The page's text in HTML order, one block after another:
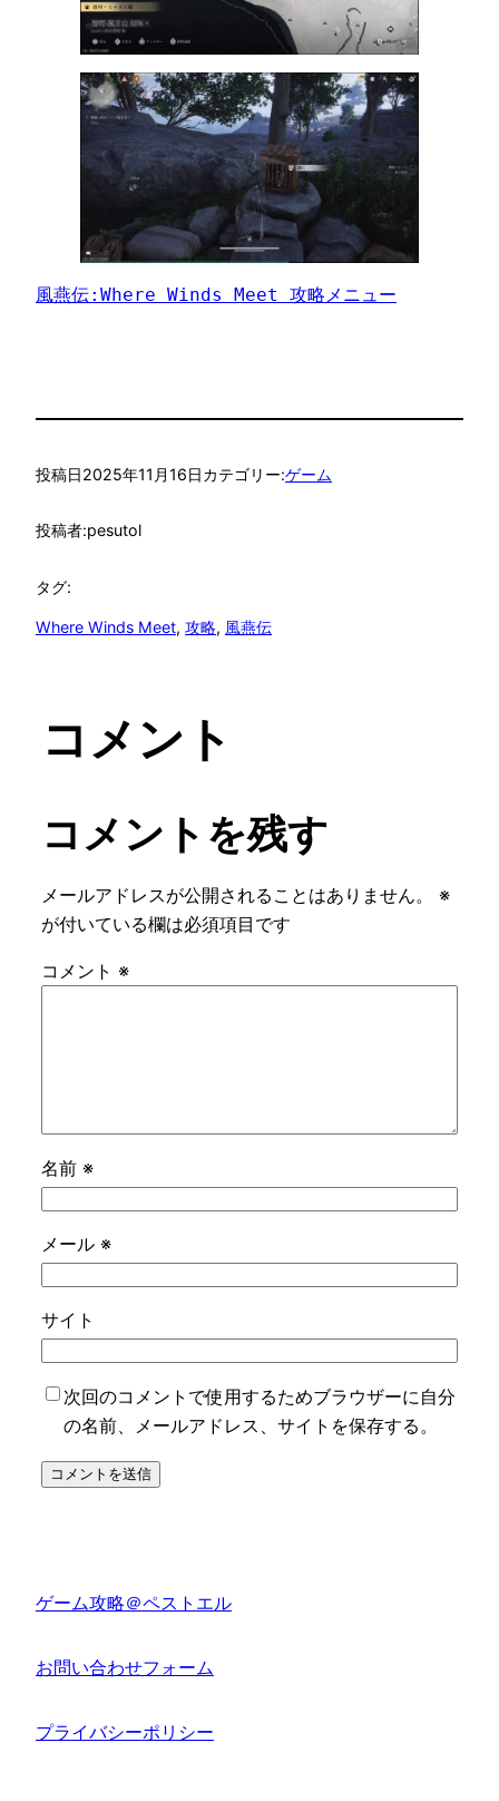
風燕伝:Where Winds Meet 攻略メニュー
投稿日2025年11月16日カテゴリー:ゲーム
投稿者:pesutol
タグ:
Where Winds Meet, 攻略, 風燕伝
コメント
コメントを残す
メールアドレスが公開されることはありません。
※
が付いている欄は必須項目です
コメント ※
名前 ※
メール ※
サイト
次回のコメントで使用するためブラウザーに自分
の名前、メールアドレス、サイトを保存する。
ゲーム攻略＠ペストエル
お問い合わせフォーム
プライバシーポリシー